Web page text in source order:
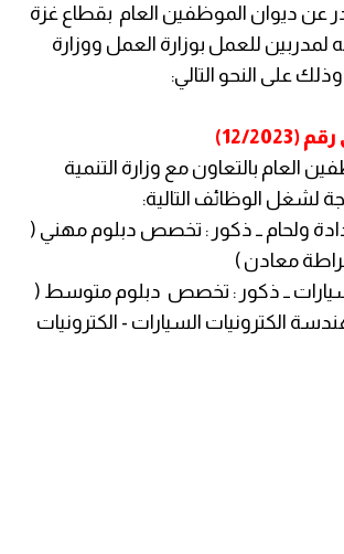
عن ديوان الموظفين العام بقطاع غزة
لمدربين للعمل بوزارة العمل ووزارة
وذلك على النحو التالي:
2023)
العام بالتعاون مع وزارة التنمية
لشغل الوظائف التالية:
ولحام ــ ذكور : تخصص دبلوم مهني (
معادن )
ــ ذكور : تخصص دبلوم متوسط (
الكترونيات السيارات - الكترونيات